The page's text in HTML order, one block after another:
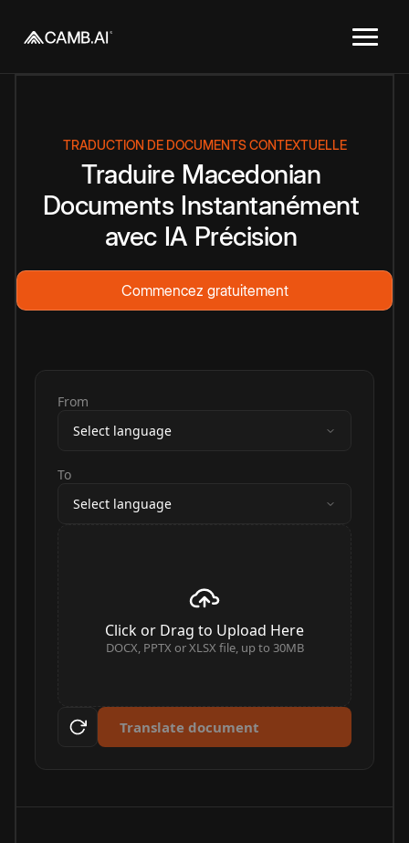
TRADUCTION DE DOCUMENTS CONTEXTUELLE
Traduire Macedonian
Documents Instantanément
avec IA Précision
Commencez gratuitement
From
Select language
To
Select language
Click or Drag to Upload Here
DOCX, PPTX or XLSX file, up to 30MB
Translate document